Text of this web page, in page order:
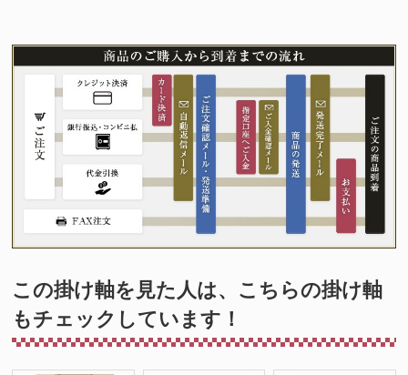
この掛け軸を見た人は、こちらの掛け軸
もチェックしています！